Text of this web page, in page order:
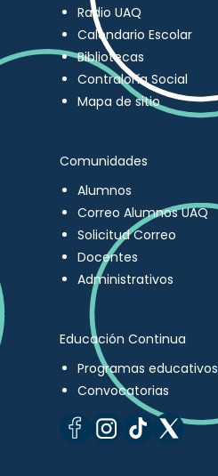
Radio UAQ
Calendario Escolar
Bibliotecas
Contraloría Social
Mapa de sitio
Comunidades
Alumnos
Correo Alumnos UAQ
Solicitud Correo
Docentes
Administrativos
Educación Continua
Programas educativos
Convocatorias